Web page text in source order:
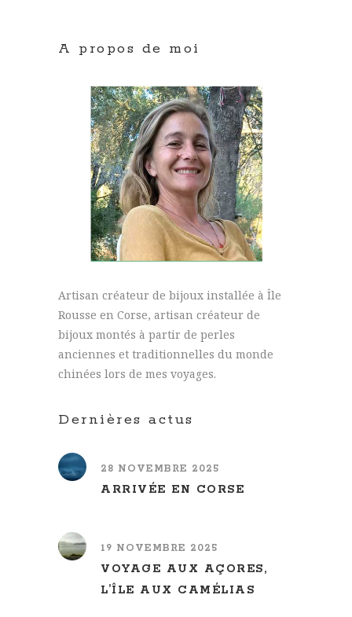
A propos de moi
Artisan créateur de bijoux installée à Île
Rousse en Corse, artisan créateur de
bijoux montés à partir de perles
anciennes et traditionnelles du monde
chinées lors de mes voyages.
Dernières actus
28 NOVEMBRE 2025
ARRIVÉE EN CORSE
19 NOVEMBRE 2025
VOYAGE AUX AÇORES,
L’ÎLE AUX CAMÉLIAS